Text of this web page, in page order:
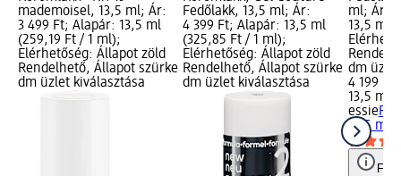
mademoisel, 13,5 ml; Ár:
3 499 Ft; Alapár: 13,5 ml
(259,19 Ft / 1 ml);
Elérhetőség: Állapot zöld
Rendelhető, Állapot szürke
dm üzlet kiválasztása
Fedőlakk, 13,5 ml; Ár:
4 399 Ft; Alapár: 13,5 ml
(325,85 Ft / 1 ml);
Elérhetőség: Állapot zöld
Rendelhető, Állapot szürke
dm üzlet kiválasztása
ml; Ár:
13,5 ml
dm
4 199 Ft
13,5 ml
essie
13,5 ml